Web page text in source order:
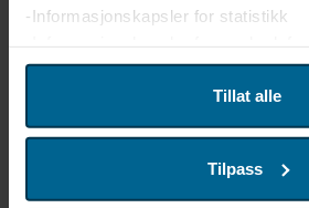
-Informasjonskapsler for statistikk
Vi bruker enhetsidentifikatorer til å
annonser for brukerne, tilby
informasjonen med våre partnere
annonsering og analyse. Partnerne
Tillat alle
Tilpass
Du er serviceinnstilt og
Du er pålitelig og ansvarsbevisst
Du samarbeider godt og er en
Du har gode